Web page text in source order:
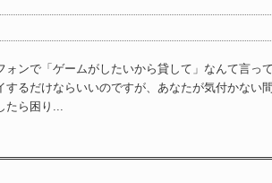
ンで「ゲームがしたいから貸して」なんて言っ
するだけならいいのですが、あなたが気付かない
たら困り...